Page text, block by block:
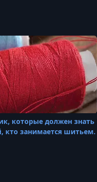
которые должен знать
кто занимается шитьем.